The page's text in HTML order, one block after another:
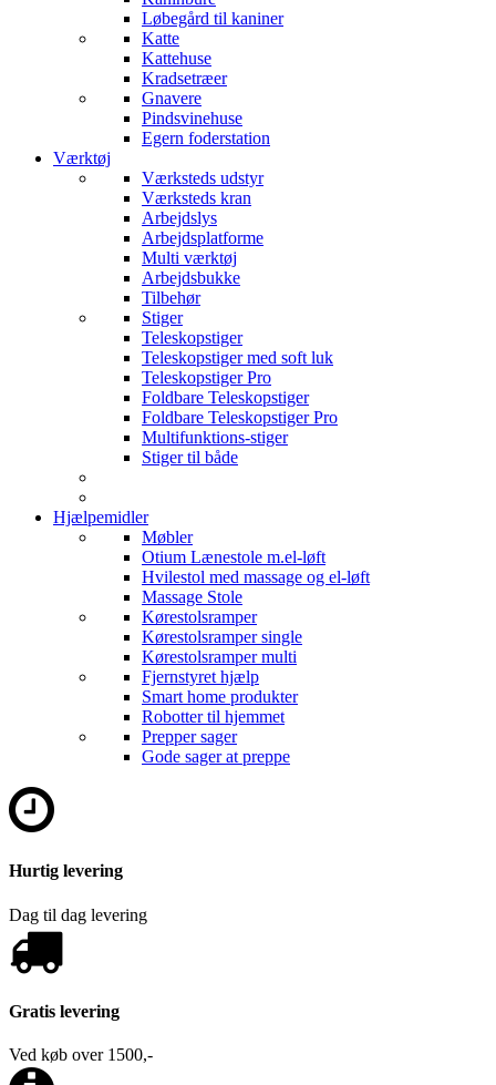
Løbegård til kaniner
Katte
Kattehuse
Kradsetræer
Gnavere
Pindsvinehuse
Egern foderstation
Værktøj
Værksteds udstyr
Værksteds kran
Arbejdslys
Arbejdsplatforme
Multi værktøj
Arbejdsbukke
Tilbehør
Stiger
Teleskopstiger
Teleskopstiger med soft luk
Teleskopstiger Pro
Foldbare Teleskopstiger
Foldbare Teleskopstiger Pro
Multifunktions-stiger
Stiger til både
Hjælpemidler
Møbler
Otium Lænestole m.el-løft
Hvilestol med massage og el-løft
Massage Stole
Kørestolsramper
Kørestolsramper single
Kørestolsramper multi
Fjernstyret hjælp
Smart home produkter
Robotter til hjemmet
Prepper sager
Gode sager at preppe
Hurtig levering
Dag til dag levering
Gratis levering
Ved køb over 1500,-